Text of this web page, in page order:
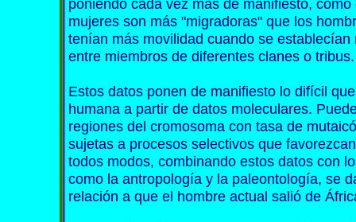
poniendo cada vez más de manifiesto,
mujeres son más "migradoras" que los
tenían más movilidad cuando se
entre miembros de diferentes clanes o tribus.
Estos datos ponen de manifiesto lo difícil
humana a partir de datos moleculares.
regiones del cromosoma con tasa de
sujetas a procesos selectivos que
todos modos, combinando estos datos con
como la antropología y la paleontología, se
relación a que el hombre actual salió de